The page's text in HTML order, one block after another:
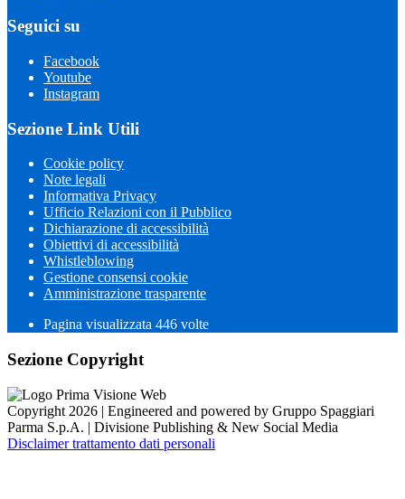
Seguici su
Facebook
Youtube
Instagram
Sezione Link Utili
Cookie policy
Note legali
Informativa Privacy
Ufficio Relazioni con il Pubblico
Dichiarazione di accessibilità
Obiettivi di accessibilità
Whistleblowing
Gestione consensi cookie
Amministrazione trasparente
Pagina visualizzata 446 volte
Sezione Copyright
Copyright 2026 | Engineered and powered by Gruppo Spaggiari
Parma S.p.A. | Divisione Publishing & New Social Media
Disclaimer trattamento dati personali